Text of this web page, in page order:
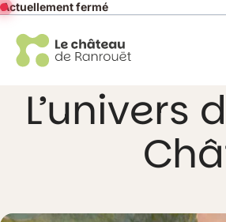
Actuellement fermé
L’univers